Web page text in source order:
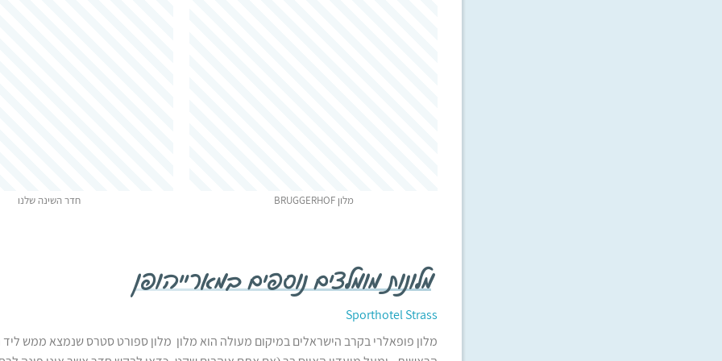
מלון BRUGGERHOF חדר השינה שלנו
מלונות מומלצים נוספים במארייהופן
Sporthotel Strass
מלון פופאלרי בקרב הישראלים במיקום מעולה הוא מלון מלון ספורט סטרס שנמצא ממש